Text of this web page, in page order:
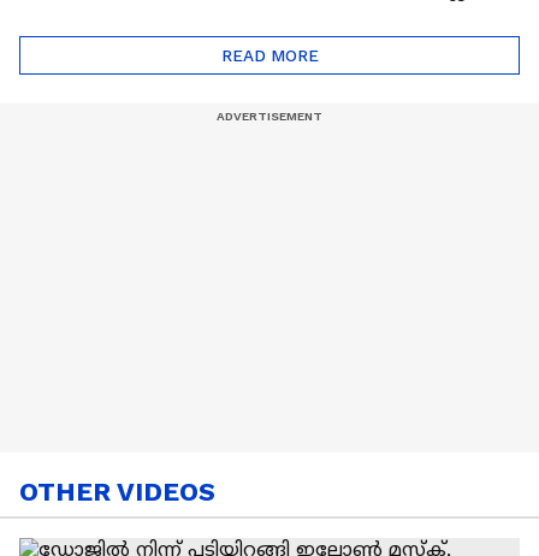
ട്രെൻഡിനെക്കുറിച്ച് |
Nail Art | Trends Cafe
Cancer
READ MORE
OTHER VIDEOS